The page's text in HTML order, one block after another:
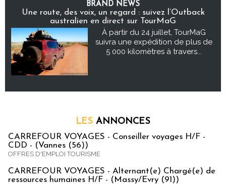
BRAND NEWS
Une route, des voix, un regard : suivez l’Outback
australien en direct sur TourMaG
À partir du 24 juillet, TourMaG
suivra une expédition de plus de
5 000 kilomètres à travers...
LES ANNONCES
CARREFOUR VOYAGES - Conseiller voyages H/F -
CDD - (Vannes (56))
OFFRES D'EMPLOI TOURISME
CARREFOUR VOYAGES - Alternant(e) Chargé(e) de
ressources humaines H/F - (Massy/Evry (91))